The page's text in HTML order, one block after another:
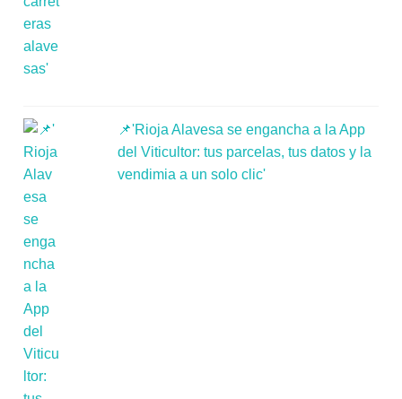
📌'Rioja Alavesa se engancha a la App
del Viticultor: tus parcelas, tus datos y la
vendimia a un solo clic'